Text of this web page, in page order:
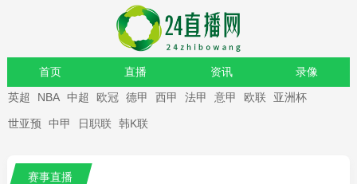
首页 直播 资讯 录像
重要赛事
英超 NBA 中超 欧冠 德甲 西甲 法甲 意甲 欧联 亚洲杯
世亚预 中甲 日职联 韩K联
赛事直播